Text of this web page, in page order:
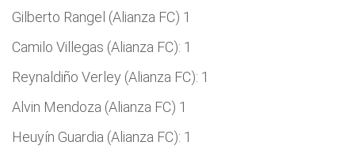
Gilberto Rangel (Alianza FC) 1
Camilo Villegas (Alianza FC): 1
Reynaldiño Verley (Alianza FC): 1
Alvin Mendoza (Alianza FC) 1
Heuyín Guardia (Alianza FC): 1